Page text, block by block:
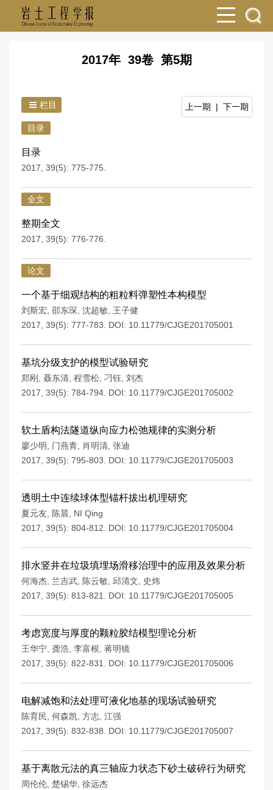
2017年 39卷 第5期
栏目 上一期 | 下一期
目录
目录
2017, 39(5): 775-775.
全文
整期全文
2017, 39(5): 776-776.
论文
一个基于细观结构的粗粒料弹塑性本构模型
刘斯宏 邵东琛 沈超敏
王子健
2017, 39(5): 777-783.
DOI: 10.11779/CJGE201705001
基坑分级支护的模型试验研究
郑刚 聂东清 程雪松 刁钰 刘杰
2017, 39(5): 784-794. DOI: 10.11779/CJGE201705002
软土盾构法隧道纵向应力松弛规律的实测分析
廖少明 门燕青 肖明清 张迪
2017, 39(5): 795-803.
DOI: 10.11779/CJGE201705003
透明土中连续球体型锚杆拔出机理研究
夏元友 陈晨
NI Qing
2017, 39(5): 804-812.
DOI: 10.11779/CJGE201705004
排水竖井在垃圾填埋场滑移治理中的应用及效果分析
何海杰 兰吉武 陈云敏 邱清文
史炜
2017, 39(5): 813-821.
DOI: 10.11779/CJGE201705005
考虑宽度与厚度的颗粒胶结模型理论分析
王华宁 龚浩 李富根 蒋明镜
2017, 39(5): 822-831.
DOI: 10.11779/CJGE201705006
电解减饱和法处理可液化地基的现场试验研究
陈育民 何森凯 方志 江强
2017, 39(5): 832-838.
DOI: 10.11779/CJGE201705007
基于离散元法的真三轴应力状态下砂土破碎行为研究
周伦伦 楚锡华 徐远杰